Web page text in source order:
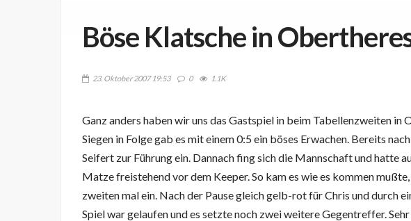
Böse Klatsche in
23. Oktober 2007 19:53 0 1.1K
Ganz anders haben wir uns das Gastspiel in beim Tabellenzweiten
Siegen in Folge gab es mit einem 0:5 ein böses Erwachen. Bereits
Seifert zur Führung ein. Dannach fing sich die Mannschaft und hatte
Matze freistehend vor dem Keeper. So kam es wie es kommen
zweiten mal ein. Nach der Pause gleich gelb-rot für Chris und durch
Spiel war gelaufen und es setzte noch zwei weitere Gegentreffer.